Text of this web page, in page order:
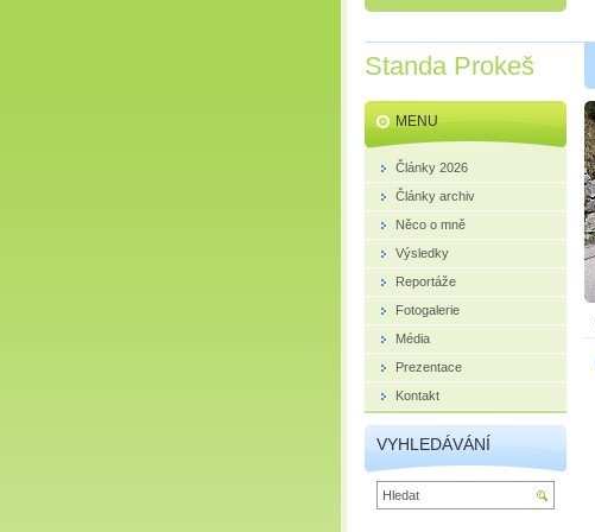
Standa Prokeš
MENU
Články 2026
Články archiv
Něco o mně
Výsledky
Reportáže
Fotogalerie
Média
Prezentace
Kontakt
VYHLEDÁVÁNÍ